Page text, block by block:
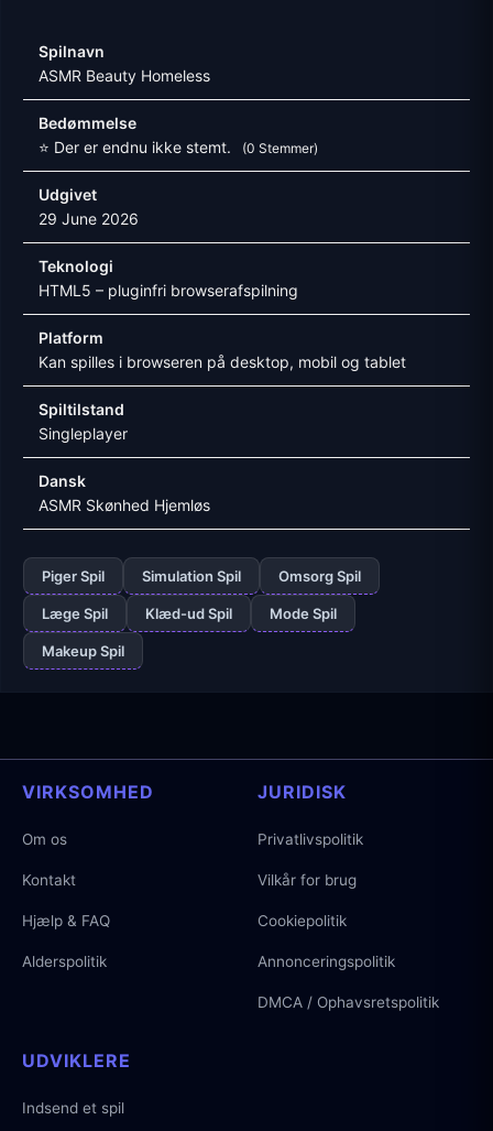
Spilnavn
ASMR Beauty Homeless
Bedømmelse
⭐ Der er endnu ikke stemt.
(0 Stemmer)
Udgivet
29 June 2026
Teknologi
HTML5 – pluginfri browserafspilning
Platform
Kan spilles i browseren på desktop, mobil og tablet
Spiltilstand
Singleplayer
Dansk
ASMR Skønhed Hjemløs
Piger Spil Simulation Spil Omsorg Spil
Læge Spil Klæd-ud Spil Mode Spil
Makeup Spil
VIRKSOMHED
Om os
Kontakt
Hjælp & FAQ
Alderspolitik
JURIDISK
Privatlivspolitik
Vilkår for brug
Cookiepolitik
Annonceringspolitik
DMCA / Ophavsretspolitik
UDVIKLERE
Indsend et spil